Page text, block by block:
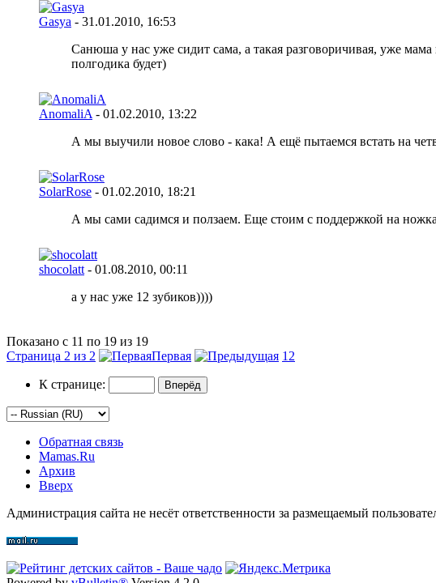
Gasya - 31.01.2010, 16:53
Санюша у нас уже сидит сама, а такая разговоричивая, уже
полгодика будет)
AnomaliA - 01.02.2010, 13:22
А мы выучили новое слово - кака! А ещё пытаемся встать на
SolarRose - 01.02.2010, 18:21
А мы сами садимся и ползаем. Еще стоим с поддержкой на
shocolatt - 01.08.2010, 00:11
а у нас уже 12 зубиков))))
Показано с 11 по 19 из 19
Страница 2 из 2
Первая 12
К странице:
Обратная связь
Mamas.Ru
Архив
Вверх
Администрация сайта не несёт ответственности за размещаемый